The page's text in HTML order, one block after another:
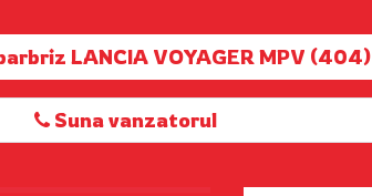
LANCIA VOYAGER MPV (404)
Suna vanzatorul